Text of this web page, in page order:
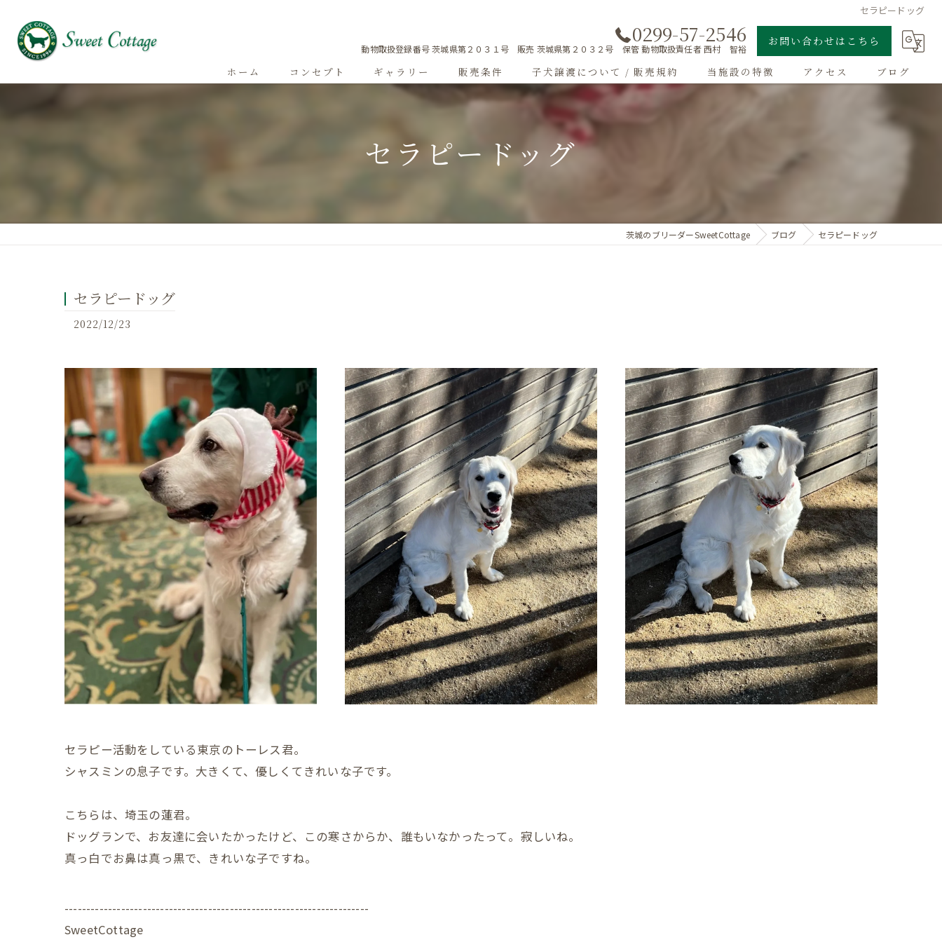
セラピードッグ
0299-57-2546
動物取扱登録番号 茨城県第２０３１号 販売 茨城県第２０３２号 保管 動物取扱責任者 西村 智裕
お問い合わせはこちら
ホーム コンセプト ギャラリー
成犬紹介
販売条件 子犬譲渡について / 販売規約 当施設の特徴
ドッグラン
アクセス ブログ
セラピードッグ
茨城のブリーダーSweetCottage ブログ セラピードッグ
セラピードッグ
2022/12/23
セラピー活動をしている東京のトーレス君。
シャスミンの息子です。大きくて、優しくてきれいな子です。
こちらは、埼玉の蓮君。
ドッグランで、お友達に会いたかったけど、この寒さからか、誰もいなかったって。寂しいね。
真っ白でお鼻は真っ黒で、きれいな子ですね。
----------------------------------------------------------------------
SweetCottage